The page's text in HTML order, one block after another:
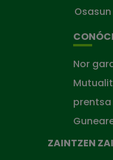
Nor
ZAINTZEN